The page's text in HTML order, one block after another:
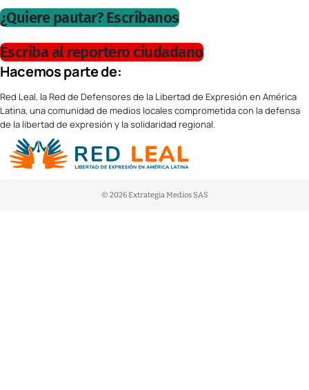
¿Quiere pautar? Escríbanos
Escriba al reportero ciudadano
Hacemos parte de:
Red Leal, la Red de Defensores de la Libertad de Expresión en América
Latina, una comunidad de medios locales comprometida con la defensa
de la libertad de expresión y la solidaridad regional.
© 2026 Extrategia Medios SAS